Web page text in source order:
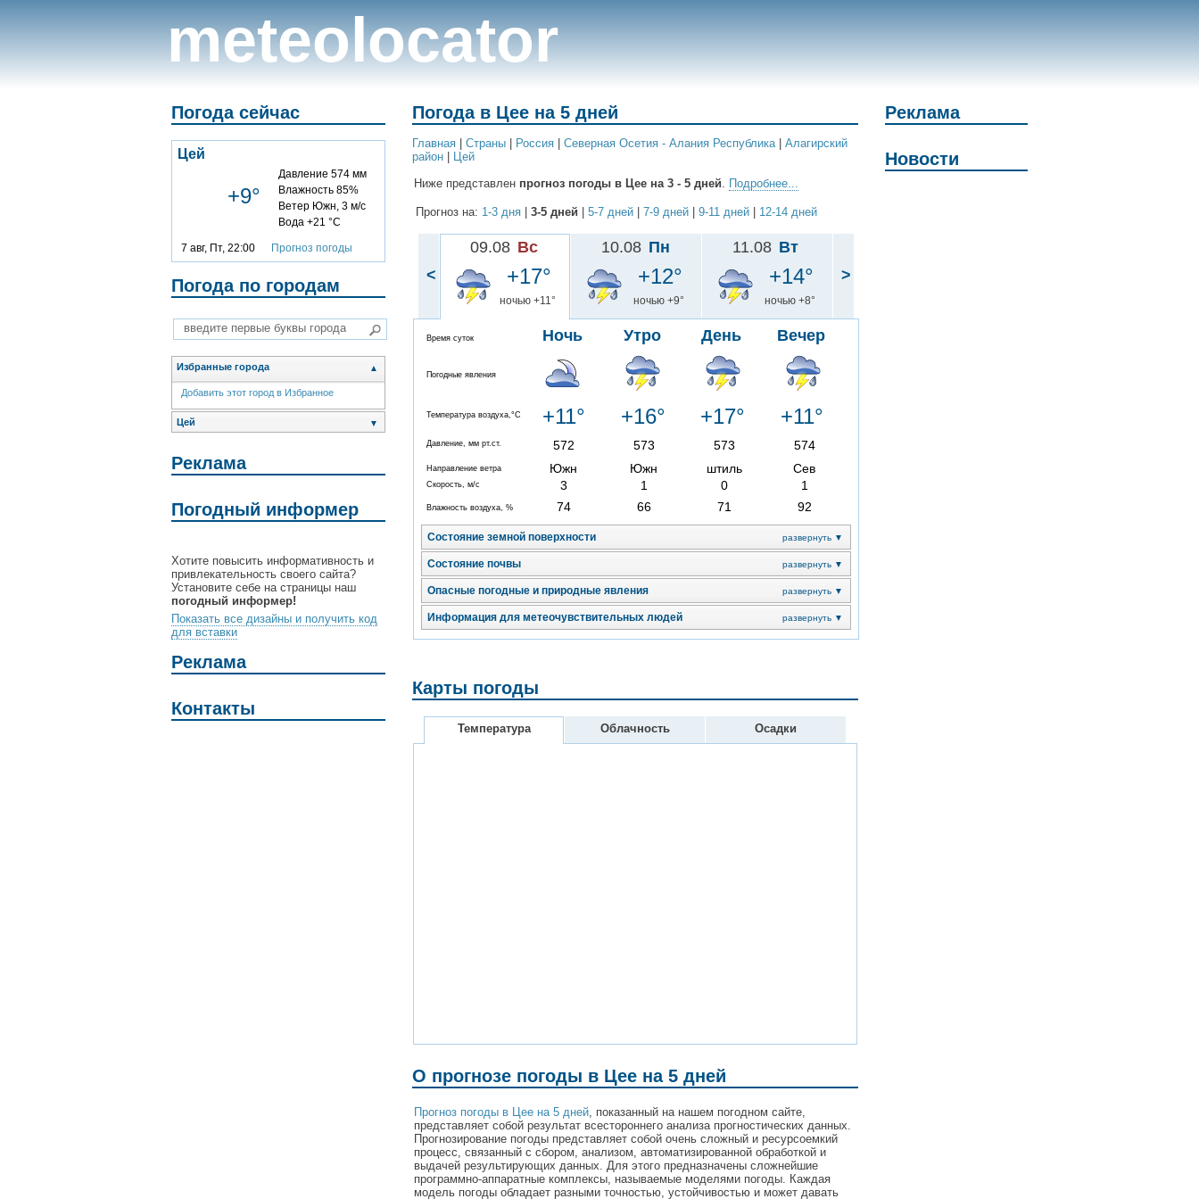
meteolocator
Погода сейчас
Цей
+9°
Давление 574 мм
Влажность 85%
Ветер Южн, 3 м/с
Вода +21 °C
7 авг, Пт, 22:00 Прогноз погоды
Погода по городам
Избранные города ▲
Добавить этот город в Избранное
Цей ▼
Реклама
Погодный информер
Хотите повысить информативность и
привлекательность своего сайта?
Установите себе на страницы наш
погодный информер!
Показать все дизайны и получить код
для вставки
Реклама
Контакты
Погода в Цее на 5 дней
Главная Cтраны Россия Северная Осетия - Алания Республика| Алагирский
район
Цей
Ниже представлен прогноз погоды в Цее на 3 - 5 дней. Подробнее...
Прогноз на: 1-3 дня 3-5 дней 5-7 дней 7-9 дней 9-11 дней 12-14 дней
<
09.08 Вс
+17°
ночью +11°
Время суток Ночь Утро День Вечер
Погодные явления
Температура воздуха,°C +11° +16° +17° +11°
Давление, мм рт.ст. 572 573 573 574
Направление ветра Южн Южн штиль Сев
Скорость, м/с 3 1 0 1
Влажность воздуха, % 74 66 71 92
Состояние земной поверхности развернуть ▼
Состояние почвы развернуть ▼
Опасные погодные и природные явления развернуть ▼
Информация для метеочувствительных людей развернуть ▼
10.08 Пн
+12°
ночью +9°
11.08 Вт
+14°
ночью +8°
>
Карты погоды
Температура Облачность Осадки
О прогнозе погоды в Цее на 5 дней
Прогноз погоды в Цее на 5 дней , показанный на нашем погодном сайте,
представляет собой результат всестороннего анализа прогностических данных.
Прогнозирование погоды представляет собой очень сложный и ресурсоемкий
процесс, связанный с сбором, анализом, автоматизированной обработкой и
выдачей результирующих данных. Для этого предназначены сложнейшие
программно-аппаратные комплексы, называемые моделями погоды. Каждая
модель погоды обладает разными точностью, устойчивостью и может давать
Реклама
Новости